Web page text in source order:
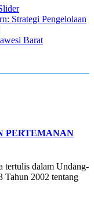
Strategi Pengelolaan
Barat
PERTEMANAN
tertulis dalam Undang-
Tahun 2002 tentang